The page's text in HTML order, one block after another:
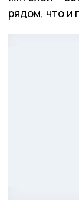
рядом, что и